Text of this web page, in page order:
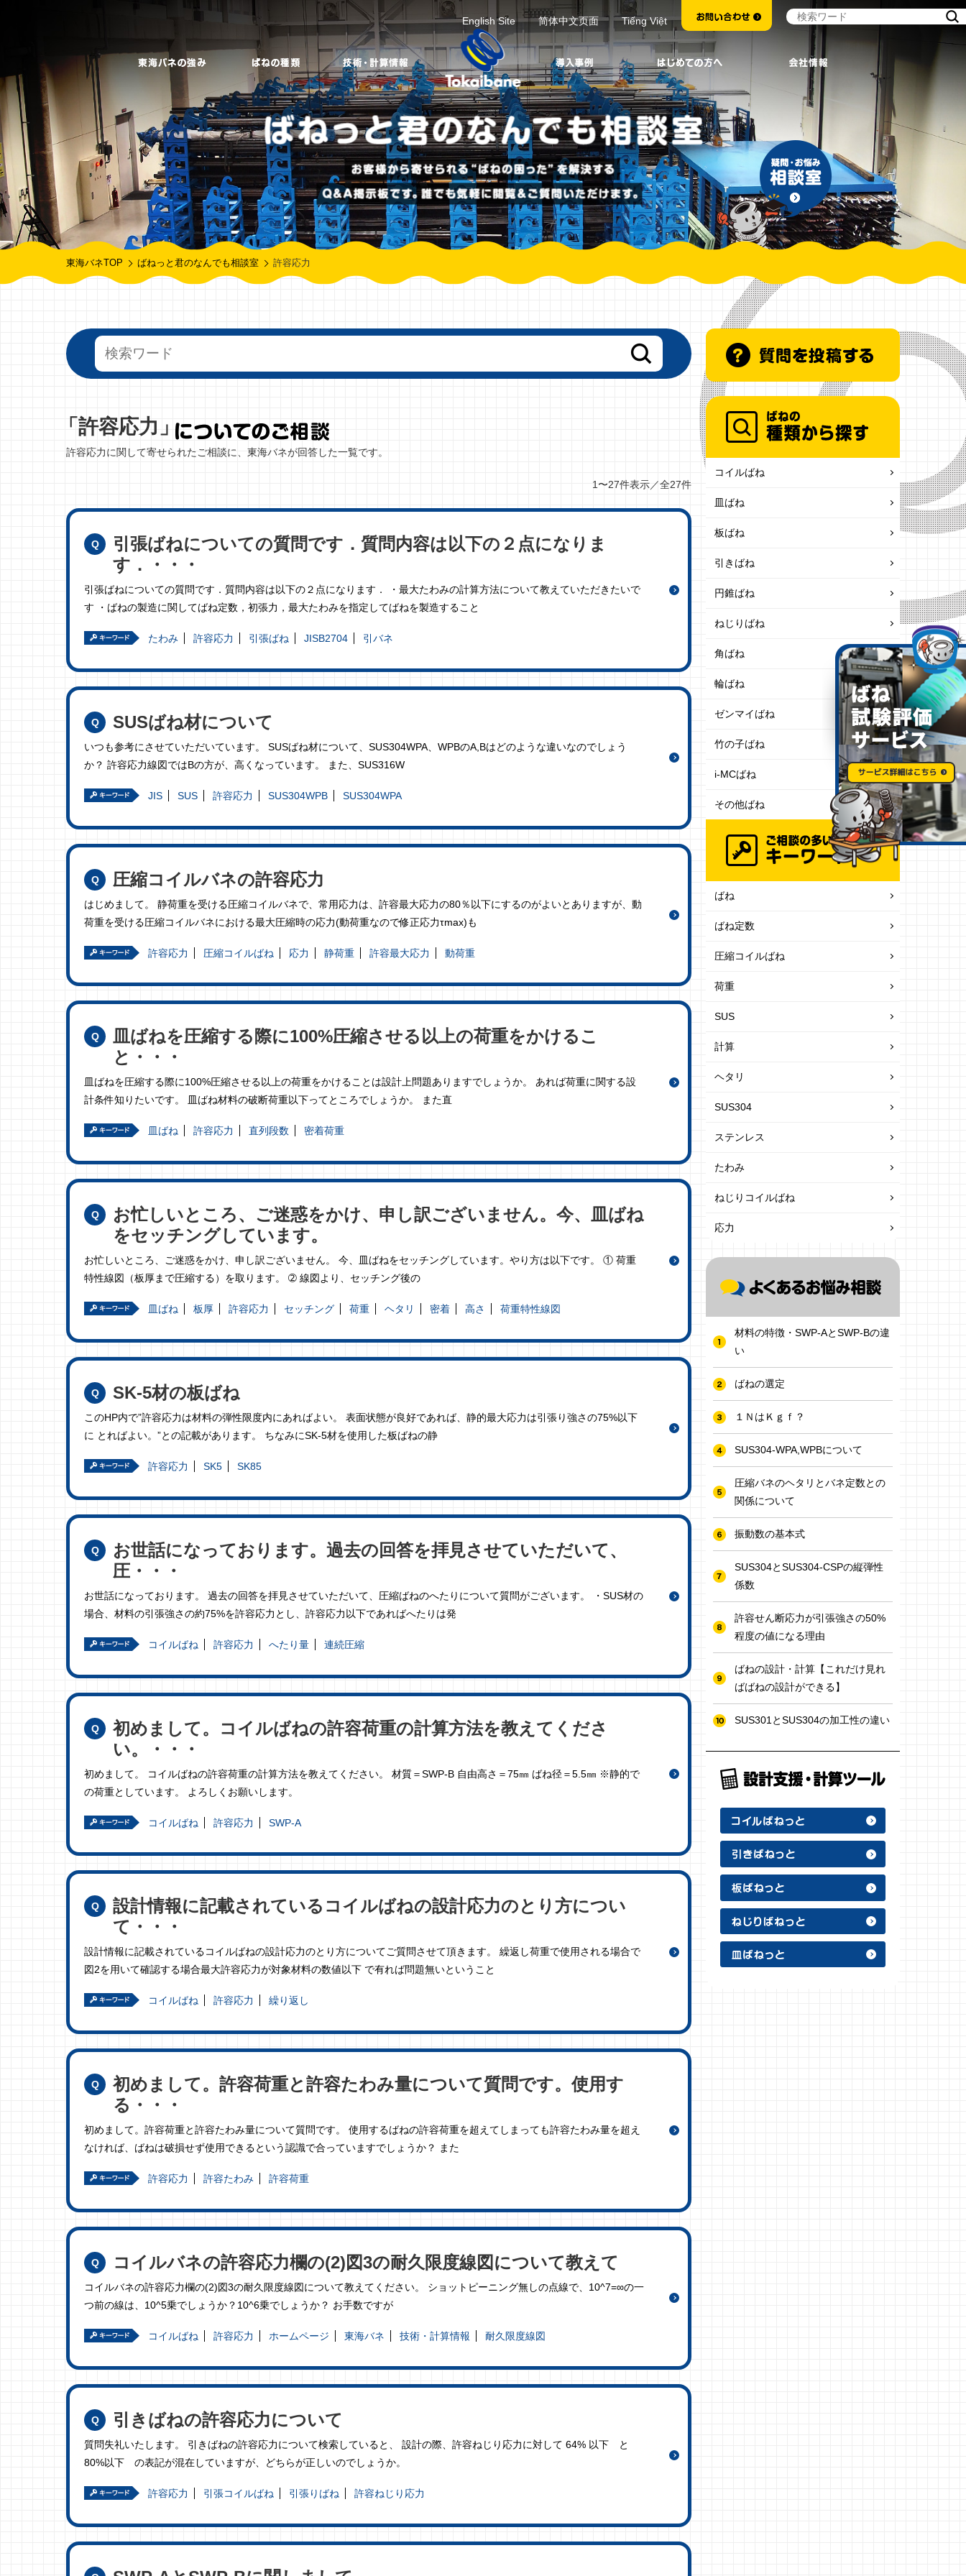
English Site 简体中文页面 Tiếng Việt
東海バネTOP ばねっと君のなんでも相談室 許容応力
「許容応力」
許容応力に関して寄せられたご相談に、東海バネが回答した一覧です。
1〜27件表示／全27件
引張ばねについての質問です．質問内容は以下の２点になりま
す．・・・
引張ばねについての質問です．質問内容は以下の２点になります． ・最大たわみの計算方法について教えていただきたいで
す ・ばねの製造に関してばね定数，初張力，最大たわみを指定してばねを製造すること
たわみ 許容応力 引張ばね JISB2704 引バネ
SUSばね材について
いつも参考にさせていただいています。 SUSばね材について、SUS304WPA、WPBのA,Bはどのような違いなのでしょう
か？ 許容応力線図ではBの方が、高くなっています。 また、SUS316W
JIS SUS 許容応力 SUS304WPB SUS304WPA
圧縮コイルバネの許容応力
はじめまして。 静荷重を受ける圧縮コイルバネで、常用応力は、許容最大応力の80％以下にするのがよいとありますが、動
荷重を受ける圧縮コイルバネにおける最大圧縮時の応力(動荷重なので修正応力τmax)も
許容応力 圧縮コイルばね 応力 静荷重 許容最大応力 動荷重
皿ばねを圧縮する際に100%圧縮させる以上の荷重をかけるこ
と・・・
皿ばねを圧縮する際に100%圧縮させる以上の荷重をかけることは設計上問題ありますでしょうか。 あれば荷重に関する設
計条件知りたいです。 皿ばね材料の破断荷重以下ってところでしょうか。 また直
皿ばね 許容応力 直列段数 密着荷重
お忙しいところ、ご迷惑をかけ、申し訳ございません。今、皿ばね
をセッチングしています。
お忙しいところ、ご迷惑をかけ、申し訳ございません。 今、皿ばねをセッチングしています。やり方は以下です。 ① 荷重
特性線図（板厚まで圧縮する）を取ります。 ➁ 線図より、セッチング後の
皿ばね 板厚 許容応力 セッチング 荷重 ヘタリ 密着 高さ 荷重特性線図
SK-5材の板ばね
このHP内で”許容応力は材料の弾性限度内にあればよい。 表面状態が良好であれば、静的最大応力は引張り強さの75%以下
に とればよい。”との記載があります。 ちなみにSK-5材を使用した板ばねの静
許容応力 SK5 SK85
お世話になっております。過去の回答を拝見させていただいて、
圧・・・
お世話になっております。 過去の回答を拝見させていただいて、圧縮ばねのへたりについて質問がございます。 ・SUS材の
場合、材料の引張強さの約75%を許容応力とし、許容応力以下であればへたりは発
コイルばね 許容応力 へたり量 連続圧縮
初めまして。コイルばねの許容荷重の計算方法を教えてくださ
い。・・・
初めまして。 コイルばねの許容荷重の計算方法を教えてください。 材質＝SWP-B 自由高さ＝75㎜ ばね径＝5.5㎜ ※静的で
の荷重としています。 よろしくお願いします。
コイルばね 許容応力 SWP-A
設計情報に記載されているコイルばねの設計応力のとり方につい
て・・・
設計情報に記載されているコイルばねの設計応力のとり方についてご質問させて頂きます。 繰返し荷重で使用される場合で
図2を用いて確認する場合最大許容応力が対象材料の数値以下 で有れば問題無いということ
コイルばね 許容応力 繰り返し
初めまして。許容荷重と許容たわみ量について質問です。使用す
る・・・
初めまして。許容荷重と許容たわみ量について質問です。 使用するばねの許容荷重を超えてしまっても許容たわみ量を超え
なければ、ばねは破損せず使用できるという認識で合っていますでしょうか？ また
許容応力 許容たわみ 許容荷重
コイルバネの許容応力欄の(2)図3の耐久限度線図について教えて
コイルバネの許容応力欄の(2)図3の耐久限度線図について教えてください。 ショットピーニング無しの点線で、10^7=∞の一
つ前の線は、10^5乗でしょうか？10^6乗でしょうか？ お手数ですが
コイルばね 許容応力 ホームページ 東海バネ 技術・計算情報 耐久限度線図
引きばねの許容応力について
質問失礼いたします。 引きばねの許容応力について検索していると、 設計の際、許容ねじり応力に対して 64% 以下 と
80%以下 の表記が混在していますが、どちらが正しいのでしょうか。
許容応力 引張コイルばね 引張りばね 許容ねじり応力
コイルばね
皿ばね
板ばね
引きばね
円錐ばね
ねじりばね
角ばね
輪ばね
ゼンマイばね
竹の子ばね
i-MCばね
その他ばね
ばね
ばね定数
圧縮コイルばね
荷重
SUS
計算
ヘタリ
SUS304
ステンレス
たわみ
ねじりコイルばね
応力
材料の特徴・SWP-AとSWP-Bの違
い
ばねの選定
１ＮはＫｇｆ？
SUS304-WPA,WPBについて
圧縮バネのヘタリとバネ定数との
関係について
振動数の基本式
SUS304とSUS304-CSPの縦弾性
係数
許容せん断応力が引張強さの50%
程度の値になる理由
ばねの設計・計算【これだけ見れ
ばばねの設計ができる】
SUS301とSUS304の加工性の違い